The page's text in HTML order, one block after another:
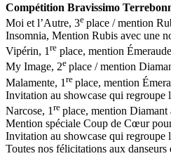
Compétition Bravissimo
Moi et l’Autre, 3e place / mention
Insomnia, Mention Rubis avec une
Vipérin, 1re place, mention
My Image, 2e place / mention
Malamente, 1 re place, mention
Invitation au showcase qui regroupe
Narcose, 1re place, mention Diamant
Mention spéciale Coup de Cœur
Invitation au showcase qui regroupe
Toutes nos félicitations aux